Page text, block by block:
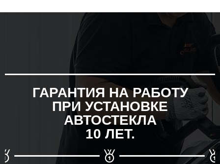
ГАРАНТИЯ НА РАБОТУ
ПРИ УСТАНОВКЕ
АВТОСТЕКЛА
10 ЛЕТ.